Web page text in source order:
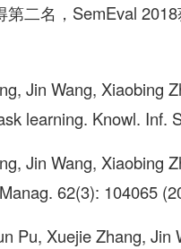
二名，SemEval 2018
Jin Wang, Xiaobing
learning. Knowl.
Jin Wang, Xiaobing
62(3): 104065
Pu, Xuejie Zhang,